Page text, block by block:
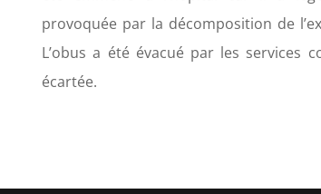
provoquée par la décomposition de
L’obus a été évacué par les services
écartée.